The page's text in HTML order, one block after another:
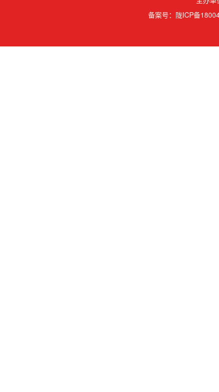
备案号： 陇ICP备